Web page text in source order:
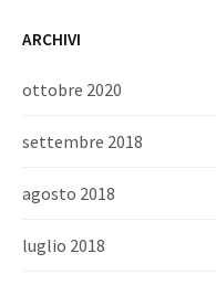
ARCHIVI
ottobre 2020
settembre 2018
agosto 2018
luglio 2018